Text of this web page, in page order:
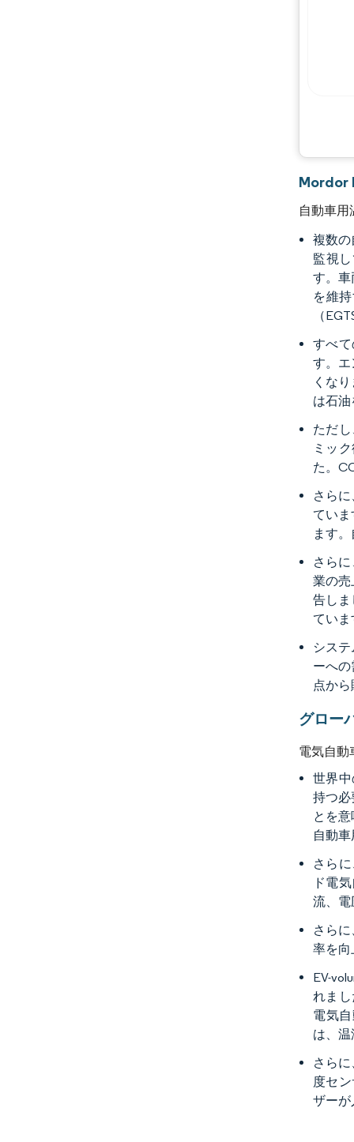
Mordor
自動車用
複数
監視
す。
を維
（
すべ
す。
くな
は石油
ただ
ミッ
た。
さら
ていま
ます
さら
業の売
告し
ていま
シス
ーへ
点か
グロー
電気自動
世界
持つ
とを
自動
さら
ド電
流、電
さら
率を向
EV-
れまし
電気
は、温
さら
度セ
ザーが